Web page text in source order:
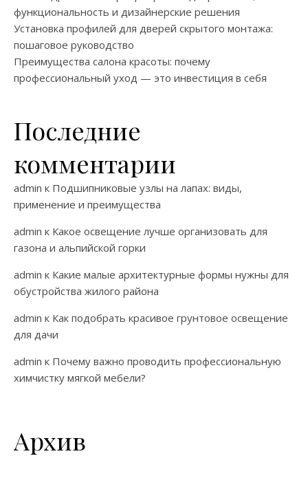
функциональность и дизайнерские решения
Установка профилей для дверей скрытого монтажа:
пошаговое руководство
Преимущества салона красоты: почему
профессиональный уход — это инвестиция в себя
Последние
комментарии
admin к Подшипниковые узлы на лапах: виды,
применение и преимущества
admin к Какое освещение лучше организовать для
газона и альпийской горки
admin к Какие малые архитектурные формы нужны для
обустройства жилого района
admin к Как подобрать красивое грунтовое освещение
для дачи
admin к Почему важно проводить профессиональную
химчистку мягкой мебели?
Архив